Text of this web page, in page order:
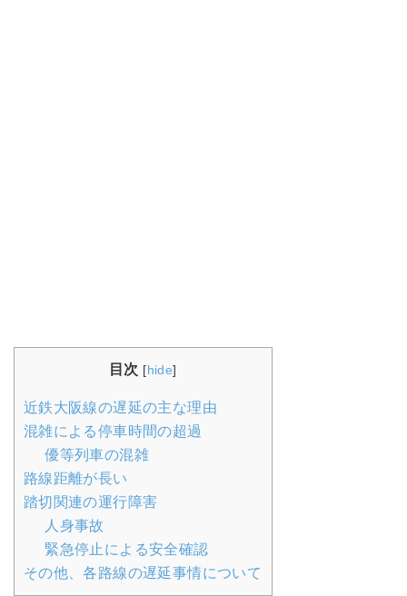
目次 [hide]
近鉄大阪線の遅延の主な理由
混雑による停車時間の超過
優等列車の混雑
路線距離が長い
踏切関連の運行障害
人身事故
緊急停止による安全確認
その他、各路線の遅延事情について